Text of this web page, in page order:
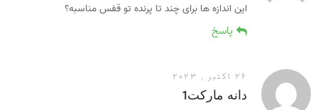
این اندازه ها برای چند تا پرنده تو قفس مناسبه؟
پاسخ
26 اکتبر , 2023
دانه مارکت1